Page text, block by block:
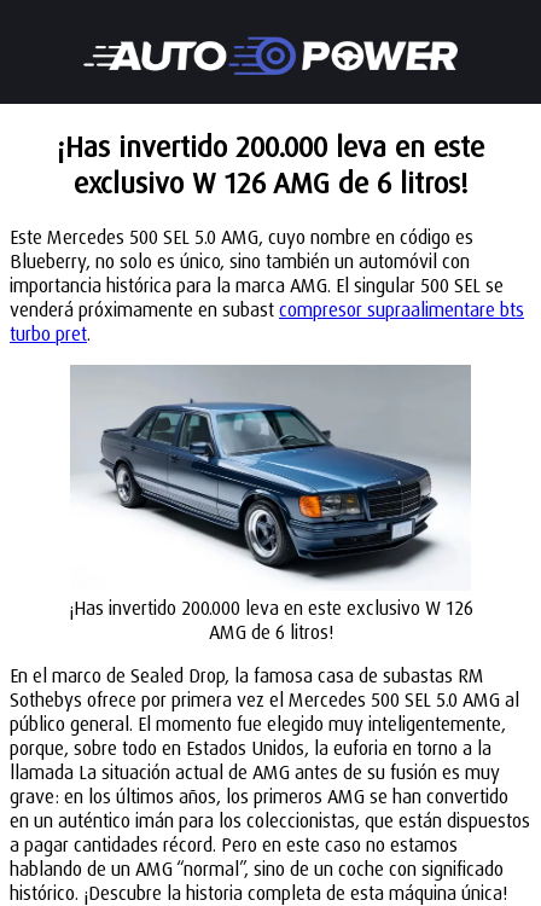
¡Has invertido 200.000 leva en este
exclusivo W 126 AMG de 6 litros!
Este Mercedes 500 SEL 5.0 AMG, cuyo nombre en código es
Blueberry, no solo es único, sino también un automóvil con
importancia histórica para la marca AMG. El singular 500 SEL se
venderá próximamente en subast compresor supraalimentare bts
turbo pret.
¡Has invertido 200.000 leva en este exclusivo W 126
AMG de 6 litros!
En el marco de Sealed Drop, la famosa casa de subastas RM
Sothebys ofrece por primera vez el Mercedes 500 SEL 5.0 AMG al
público general. El momento fue elegido muy inteligentemente,
porque, sobre todo en Estados Unidos, la euforia en torno a la
llamada La situación actual de AMG antes de su fusión es muy
grave: en los últimos años, los primeros AMG se han convertido
en un auténtico imán para los coleccionistas, que están dispuestos
a pagar cantidades récord. Pero en este caso no estamos
hablando de un AMG “normal”, sino de un coche con significado
histórico. ¡Descubre la historia completa de esta máquina única!